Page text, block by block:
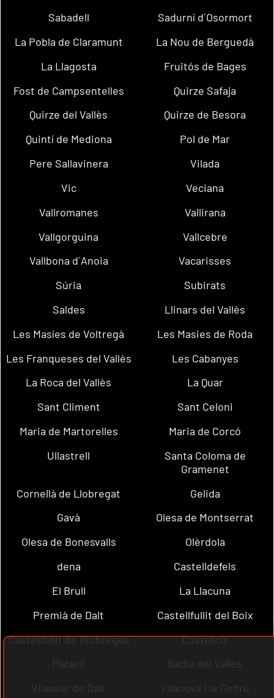
Sabadell
Sadurní d´Osormort
La Pobla de Claramunt
La Nou de Berguedà
La Llagosta
Fruitós de Bages
Fost de Campsentelles
Quirze Safaja
Quirze del Vallès
Quirze de Besora
Quintí de Mediona
Pol de Mar
Pere Sallavinera
Vilada
Vic
Veciana
Vallromanes
Vallirana
Vallgorguina
Vallcebre
Vallbona d´Anoia
Vacarisses
Súria
Subirats
Saldes
Llinars del Vallès
Les Masíes de Voltregà
Les Masies de Roda
Les Franqueses del Vallès
Les Cabanyes
La Roca del Vallès
La Quar
Sant Climent
Sant Celoni
Maria de Martorelles
Maria de Corcó
Ullastrell
Santa Coloma de
Gramenet
Cornellà de Llobregat
Gelida
Gavà
Olesa de Montserrat
Olesa de Bonesvalls
Olèrdola
dena
Castelldefels
El Brull
La Llacuna
Premià de Dalt
Castellfullit del Boix
Castellfollit de Riubregós
Castellcir
Mataró
Badia del Vallès
Vilassar de Dalt
Vilanova i la Geltrú